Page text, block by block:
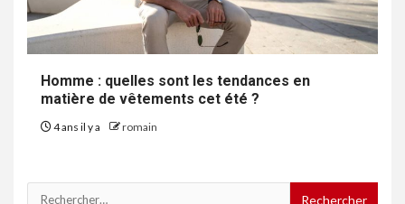
Homme : quelles sont les tendances en
matière de vêtements cet été ?
4 ans il y a romain
Rechercher :